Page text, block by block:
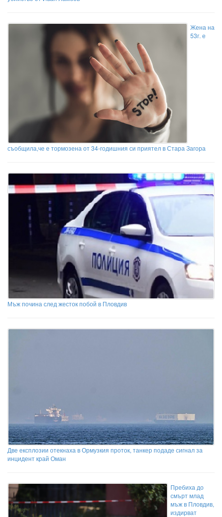
Жена на
53г. е
съобщила,че е тормозена от 34-годишния си приятел в Стара Загора
Мъж почина след жесток побой в Пловдив
Две експлозии отекнаха в Ормузкия проток, танкер подаде сигнал за
инцидент край Оман
Пребиха до
смърт млад
мъж в Пловдив,
издирват